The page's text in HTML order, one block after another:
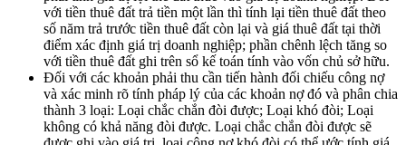
với tiền thuê đất trả tiền một lần thì tính lại tiền thuê đất theo
số năm trả trước tiền thuê đất còn lại và giá thuê đất tại thời
điểm xác định giá trị doanh nghiệp; phần chênh lệch tăng so
với tiền thuê đất ghi trên sổ kế toán tính vào vốn chủ sở hữu.
Đối với các khoản phải thu cần tiến hành đối chiếu công nợ
và xác minh rõ tính pháp lý của các khoản nợ đó và phân chia
thành 3 loại: Loại chắc chắn đòi được; Loại khó đòi; Loại
không có khả năng đòi được. Loại chắc chắn đòi được sẽ